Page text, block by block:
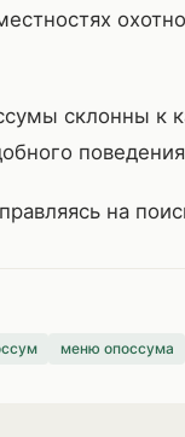
охотно
склонны к
на
меню опоссума